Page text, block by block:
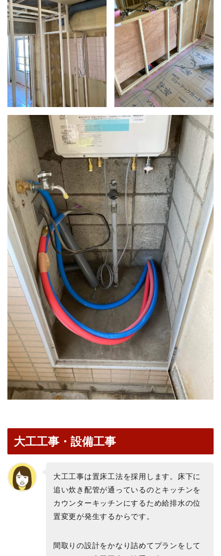
大工工事・設備工事
大工工事は置床工法を採用します。床下に
追い炊き配管が通っているのとキッチンを
カウンターキッチンにするため給排水の位
置変更が発生するからです。
間取りの設計をかなり詰めてプランをして